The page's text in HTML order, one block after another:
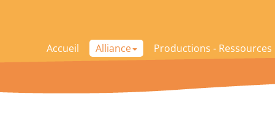
Accueil Alliance Productions - Ressources